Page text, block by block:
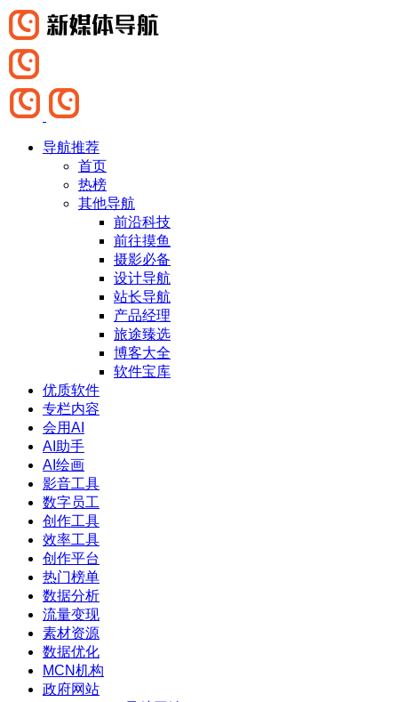
导航推荐
首页
热榜
其他导航
前沿科技
前往摸鱼
摄影必备
设计导航
站长导航
产品经理
旅途臻选
博客大全
软件宝库
优质软件
专栏内容
会用AI
AI助手
AI绘画
影音工具
数字员工
创作工具
效率工具
创作平台
热门榜单
数据分析
流量变现
素材资源
数据优化
MCN机构
政府网站